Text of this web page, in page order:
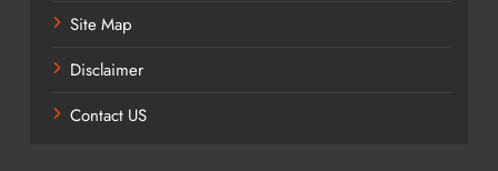
Site Map
Disclaimer
Contact US